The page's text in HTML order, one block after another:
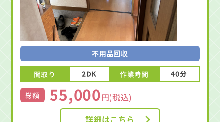
不用品回収
間取り 2DK 作業時間 40分
総額 55,000円(税込)
詳細はこちら